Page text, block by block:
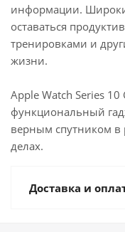
информации.
оставаться
тренировками и
жизни.
Apple Watch Series
функциональный
верным спутником в
делах.
Доставка и